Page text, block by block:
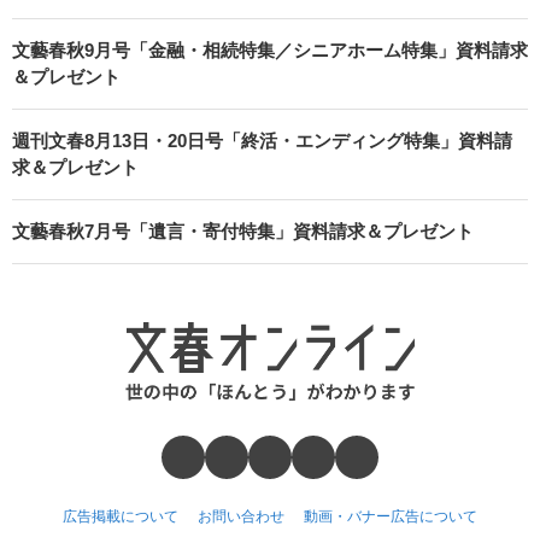
文藝春秋9月号「金融・相続特集／シニアホーム特集」資料請求
＆プレゼント
週刊文春8月13日・20日号「終活・エンディング特集」資料請
求＆プレゼント
文藝春秋7月号「遺言・寄付特集」資料請求＆プレゼント
広告掲載について お問い合わせ 動画・バナー広告について